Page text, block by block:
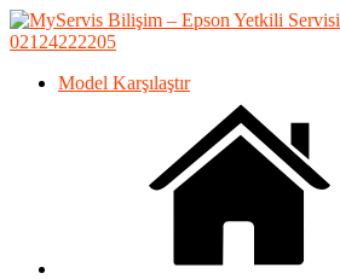
02124222205
Model Karşılaştır